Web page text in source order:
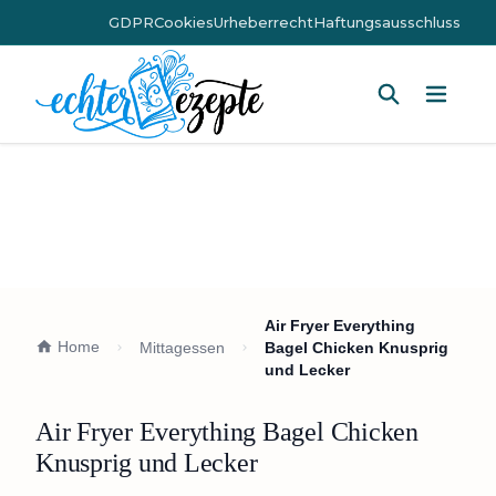
GDPRCookiesUrheberrechtHaftungsausschluss
Home Mittagessen
Air Fryer Everything
Bagel Chicken Knusprig
und Lecker
Air Fryer Everything Bagel Chicken
Knusprig und Lecker